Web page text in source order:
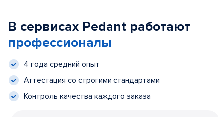
В сервисах Pedant работают
профессионалы
4 года средний опыт
Аттестация со строгими стандартами
Контроль качества каждого заказа